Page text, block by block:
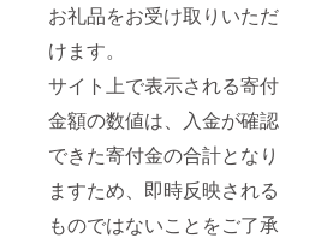
お礼品をお受け取りいただ
けます。
サイト上で表示される寄付
金額の数値は、入金が確認
できた寄付金の合計となり
ますため、即時反映される
ものではないことをご了承